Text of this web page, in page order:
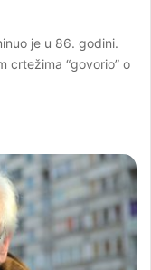
je u 86. godini.
crtežima “govorio” o